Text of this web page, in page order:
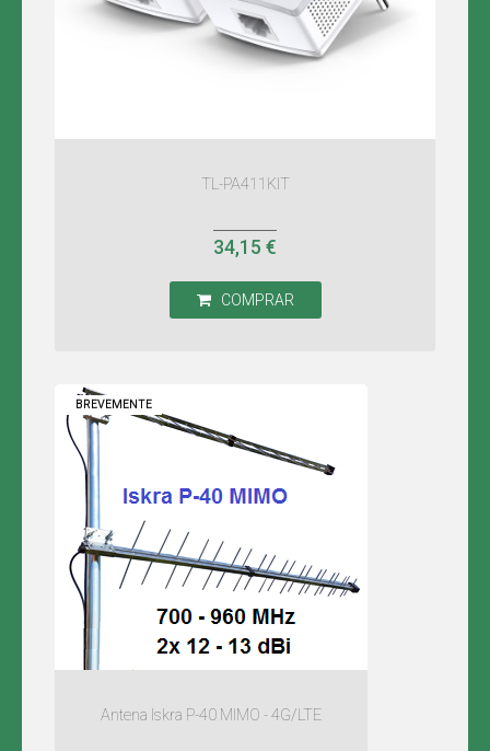
TL-PA411KIT
34,15 €
COMPRAR
BREVEMENTE
Antena Iskra P-40 MIMO - 4G/LTE